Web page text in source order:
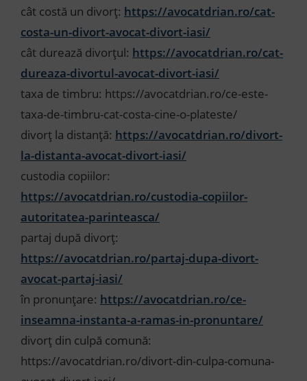
cât costă un divorț: https://avocatdrian.ro/cat-
costa-un-divort-avocat-divort-iasi/
cât durează divorțul: https://avocatdrian.ro/cat-
dureaza-divortul-avocat-divort-iasi/
taxa de timbru: https://avocatdrian.ro/ce-este-
taxa-de-timbru-cat-costa-cine-o-plateste/
divorț la distanță: https://avocatdrian.ro/divort-
la-distanta-avocat-divort-iasi/
custodia copiilor:
https://avocatdrian.ro/custodia-copiilor-
autoritatea-parinteasca/
partaj după divorț:
https://avocatdrian.ro/partaj-dupa-divort-
avocat-partaj-iasi/
în pronunțare: https://avocatdrian.ro/ce-
inseamna-instanta-a-ramas-in-pronuntare/
divorț din culpă comună:
https://avocatdrian.ro/divort-din-culpa-comuna-